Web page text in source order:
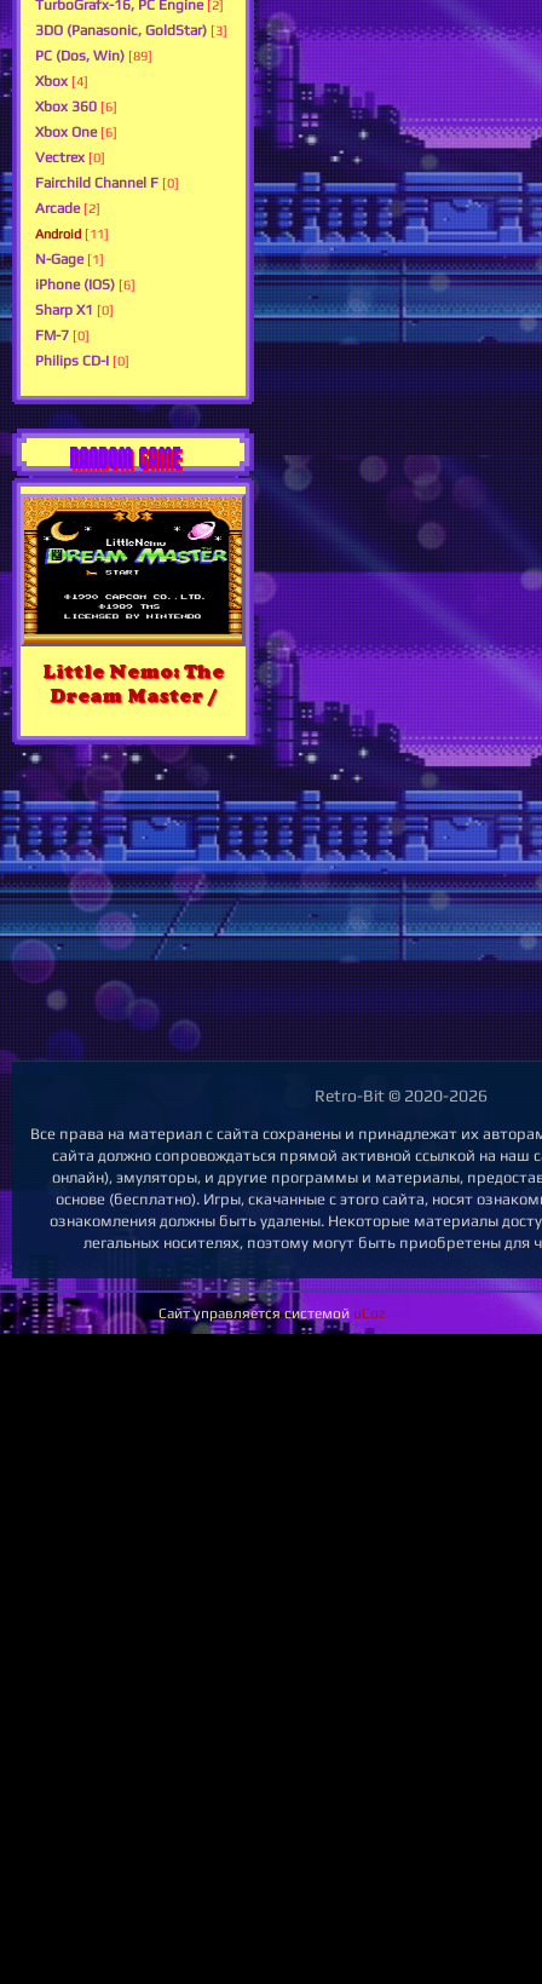
TurboGrafx-16, PC Engine [2]
3DO (Panasonic, GoldStar) [3]
PC (Dos, Win) [89]
Xbox [4]
Xbox 360 [6]
Xbox One [6]
Vectrex [0]
Fairchild Channel F [0]
Arcade [2]
Android [11]
N-Gage [1]
iPhone (IOS) [6]
Sharp X1 [0]
FM-7 [0]
Philips CD-I [0]
RANDOM GAME
Little Nemo: The
Dream Master /
Retro-Bit © 2020-2026
Все права на материал с сайта сохранены и принадлежат их
сайта должно сопровождаться прямой активной ссылкой на наш
онлайн), эмуляторы, и другие программы и материалы,
основе (бесплатно). Игры, скачанные с этого сайта, носят
ознакомления должны быть удалены. Некоторые материалы
легальных носителях, поэтому могут быть приобретены для
Сайт управляется системой uCoz